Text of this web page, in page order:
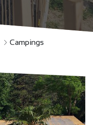
Campings